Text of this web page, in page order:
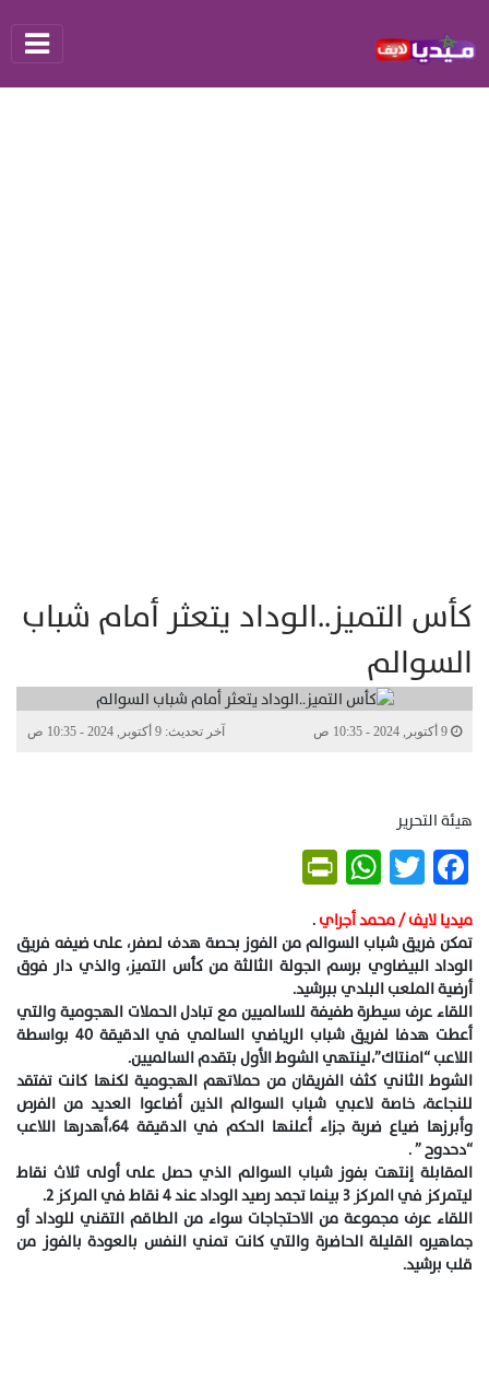
كأس التميز..الوداد يتعثر أمام شباب
السوالم
آخر تحديث: 9 أكتوبر, 2024 - 10:35 ص
هيئة التحرير
Facebook
Twitter
WhatsApp
ميديا لايف / محمد أجراي.
تمكن فريق شباب السوالم من الفوز بحصة هدف لصفر، على ضيفه فريق
الوداد البيضاوي برسم الجولة الثالثة من كأس التميز، والذي دار فوق
أرضية الملعب البلدي ببرشيد.
اللقاء عرف سيطرة طفيفة للسالميين مع تبادل الحملات الهجومية والتي
أعطت هدفا لفريق شباب الرياضي السالمي في الدقيقة 40 بواسطة
اللاعب “امنتاك”،لينتهي الشوط الأول بتقدم السالميين.
الشوط الثاني كثف الفريقان من حملاتهم الهجومية لكنها كانت تفتقد
للنجاعة، خاصة لاعبي شباب السوالم الذين أضاعوا العديد من الفرص
وأبرزها ضياع ضربة جزاء أعلنها الحكم في الدقيقة 64،أهدرها اللاعب
“دحدوح ” .
المقابلة إنتهت بفوز شباب السوالم الذي حصل على أولى ثلاث نقاط
ليتمركز في المركز 3 بينما تجمد رصيد الوداد عند 4 نقاط في المركز 2.
اللقاء عرف مجموعة من الاحتجاجات سواء من الطاقم التقني للوداد أو
جماهيره القليلة الحاضرة والتي كانت تمني النفس بالعودة بالفوز من
قلب برشيد.